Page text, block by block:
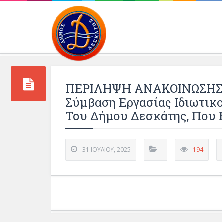
ΠΕΡΙΛΗΨΗ ΑΝΑΚΟΙΝΩΣΗΣ
Σύμβαση Εργασίας
Του Δήμου Δεσκάτης, Που
31 ΙΟΥΛΊΟΥ, 2025 194